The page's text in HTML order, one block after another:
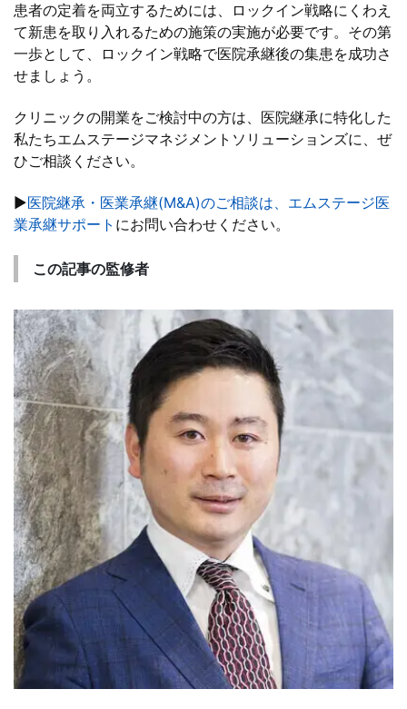
患者の定着を両立するためには、ロックイン戦略にくわえ
て新患を取り入れるための施策の実施が必要です。その第
一歩として、ロックイン戦略で医院承継後の集患を成功さ
せましょう。
クリニックの開業をご検討中の方は、医院継承に特化した
私たちエムステージマネジメントソリューションズに、ぜ
ひご相談ください。
▶医院継承・医業承継(M&A)のご相談は、エムステージ医
業承継サポート にお問い合わせください。
この記事の監修者